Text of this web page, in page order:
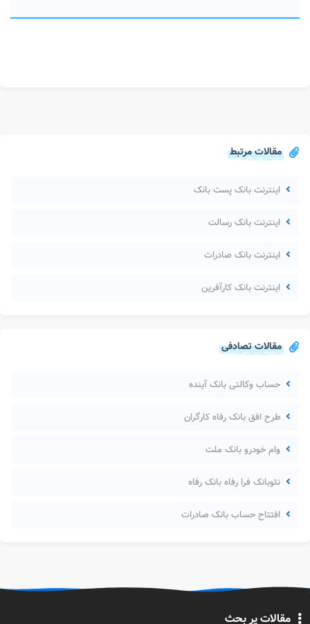
مقالات مرتبط
اینترنت بانک پست بانک
اینترنت بانک رسالت
اینترنت بانک صادرات
اینترنت بانک کارآفرین
مقالات تصادفی
حساب وکالتی بانک آینده
طرح افق بانک رفاه کارگران
وام خودرو بانک ملت
نئوبانک فرا رفاه بانک رفاه
افتتاح حساب بانک صادرات
مقالات پر بحث